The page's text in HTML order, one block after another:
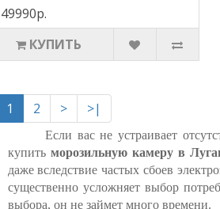
49990р.
КУПИТЬ
1 2 > >|
Если вас не устраивает
купить морозильную камеру в
даже вследствие частых сбоев
существенно усложняет выбор
выбора, он не займет много времени.